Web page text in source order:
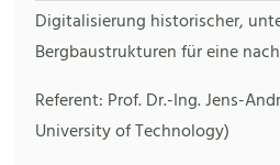
Digitalisierung historischer,
Bergbaustrukturen für eine
Referent: Prof. Dr.-Ing. Jens-
University of Technology)